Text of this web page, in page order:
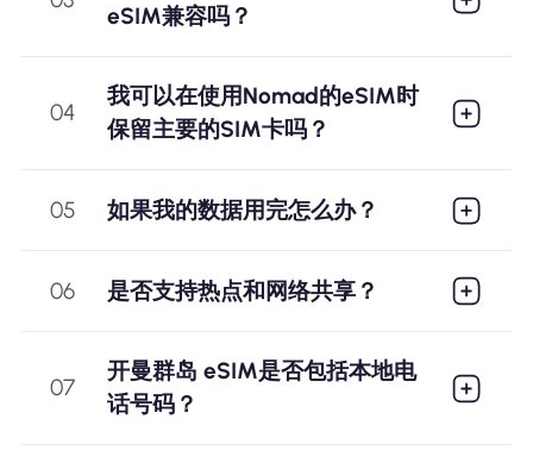
eSIM兼容吗？
04
我可以在使用Nomad的eSIM时
保留主要的SIM卡吗？
05 如果我的数据用完怎么办？
06 是否支持热点和网络共享？
07
开曼群岛 eSIM是否包括本地电
话号码？